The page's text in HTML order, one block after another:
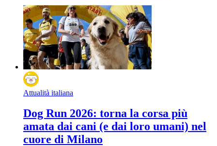
Attualità italiana
Dog Run 2026: torna la corsa più
amata dai cani (e dai loro umani) nel
cuore di Milano